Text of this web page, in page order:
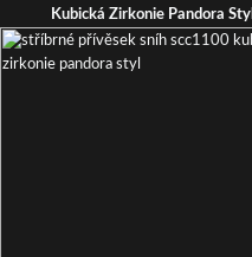
Kubická Zirkonie Pandora Styl